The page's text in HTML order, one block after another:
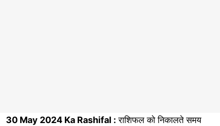
30 May 2024 Ka Rashifal : राशिफल को निकालते समय